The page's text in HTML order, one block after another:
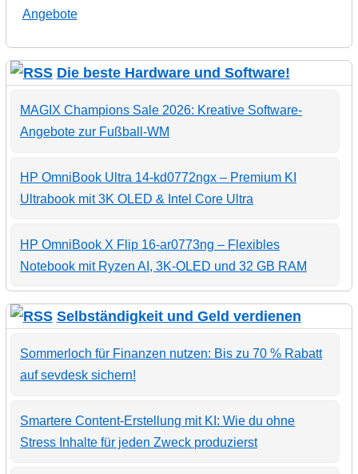
Angebote
Die beste Hardware und Software!
MAGIX Champions Sale 2026: Kreative Software-
Angebote zur Fußball-WM
HP OmniBook Ultra 14-kd0772ngx – Premium KI
Ultrabook mit 3K OLED & Intel Core Ultra
HP OmniBook X Flip 16-ar0773ng – Flexibles
Notebook mit Ryzen AI, 3K-OLED und 32 GB RAM
Selbständigkeit und Geld verdienen
Sommerloch für Finanzen nutzen: Bis zu 70 % Rabatt
auf sevdesk sichern!
Smartere Content-Erstellung mit KI: Wie du ohne
Stress Inhalte für jeden Zweck produzierst